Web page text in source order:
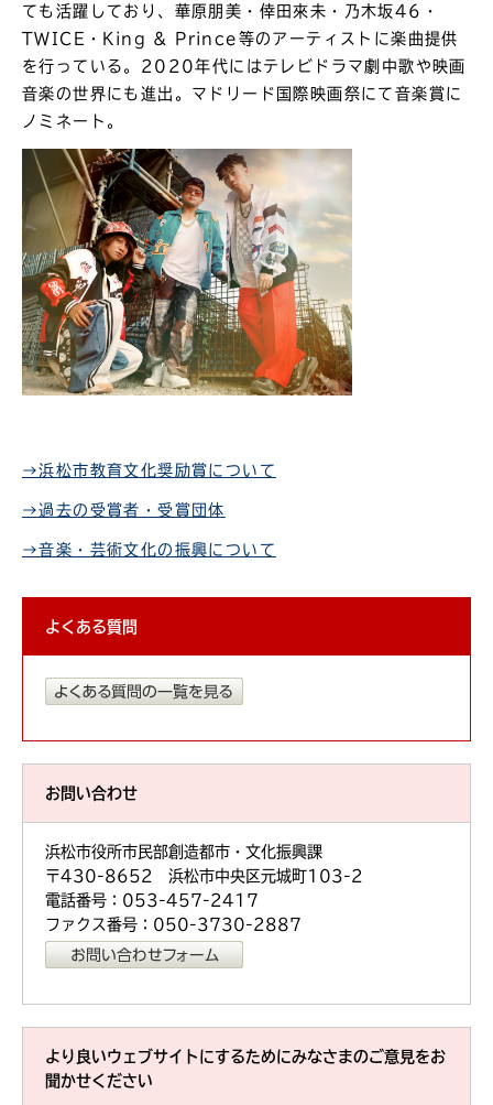
ても活躍しており、華原朋美・倖田來未・乃木坂46・
TWICE・King & Prince等のアーティストに楽曲提供
を行っている。2020年代にはテレビドラマ劇中歌や映画
音楽の世界にも進出。マドリード国際映画祭にて音楽賞に
ノミネート。
→浜松市教育文化奨励賞について
→過去の受賞者・受賞団体
→音楽・芸術文化の振興について
よくある質問
お問い合わせ
浜松市役所市民部創造都市・文化振興課
〒430-8652 浜松市中央区元城町103-2
電話番号：053-457-2417
ファクス番号：050-3730-2887
より良いウェブサイトにするためにみなさまのご意見をお
聞かせください